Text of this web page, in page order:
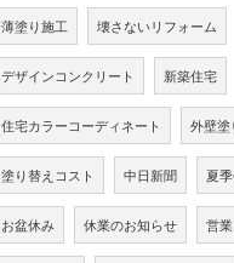
薄塗り施工 壊さないリフォーム
デザインコンクリート 新築住宅
住宅カラーコーディネート 外壁塗
塗り替えコスト 中日新聞 夏
お盆休み 休業のお知らせ 営